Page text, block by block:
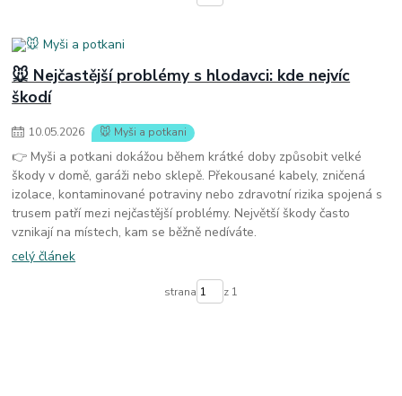
🐭 Nejčastější problémy s hlodavci: kde nejvíc
škodí
10.05.2026 🐭 Myši a potkani
👉 Myši a potkani dokážou během krátké doby způsobit velké
škody v domě, garáži nebo sklepě. Překousané kabely, zničená
izolace, kontaminované potraviny nebo zdravotní rizika spojená s
trusem patří mezi nejčastější problémy. Největší škody často
vznikají na místech, kam se běžně nedíváte.
celý článek
strana z 1